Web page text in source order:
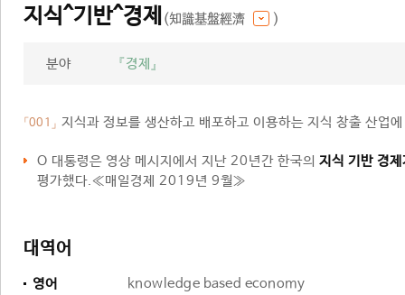
지식^기반^경제 (知識基盤經濟 )
분야 『경제』
「001」 지식과 정보를 생산하고 배포하고 이용하는 지식 창출 산업
O 대통령은 영상 메시지에서 지난 20년간 한국의 지식 기반 경제
평가했다.≪매일경제 2019년 9월≫
대역어
영어 knowledge based economy